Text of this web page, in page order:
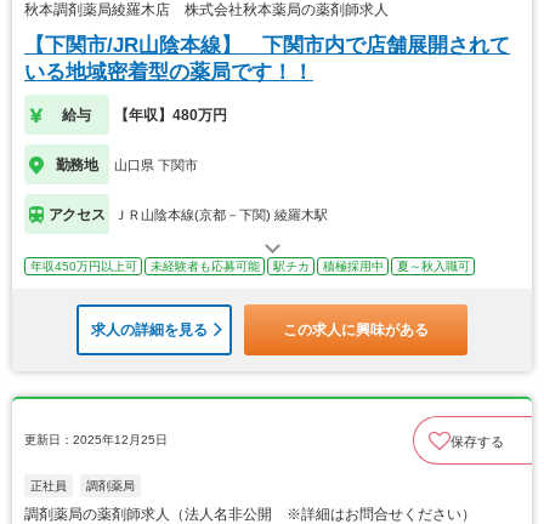
秋本調剤薬局綾羅木店 株式会社秋本薬局の薬剤師求人
【下関市/JR山陰本線】 下関市内で店舗展開されて
いる地域密着型の薬局です！！
給与 【年収】480万円
勤務地 山口県 下関市
アクセス ＪＲ山陰本線(京都－下関) 綾羅木駅
年収450万円以上可 未経験者も応募可能 駅チカ 積極採用中 夏～秋入職可
求人の詳細を見る この求人に興味がある
更新日：2025年12月25日 保存する
正社員 調剤薬局
調剤薬局の薬剤師求人（法人名非公開 ※詳細はお問合せください）